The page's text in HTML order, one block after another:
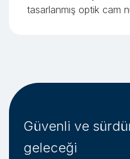
tasarlanmış optik cam
Güvenli ve
geleceği